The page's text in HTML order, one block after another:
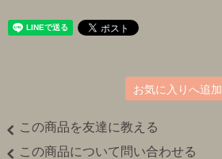
お気に入りへ追加
この商品を友達に教える
この商品について問い合わせる